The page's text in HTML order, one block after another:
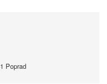
Poprad